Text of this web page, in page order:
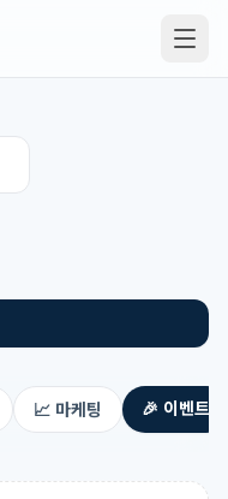
📈 마케팅 🎉 이벤트